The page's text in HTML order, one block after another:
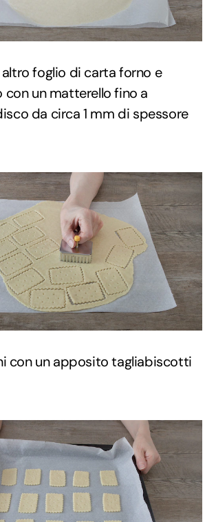
foglio di carta forno e
un matterello fino a
da circa 1 mm di spessore
con un apposito tagliabiscotti